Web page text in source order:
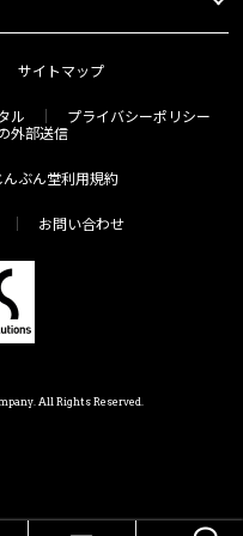
サイトマップ
ル
プライバシーポリシー
外部送信
んぶん堂利用規約
お問い合わせ
All Rights Reserved.